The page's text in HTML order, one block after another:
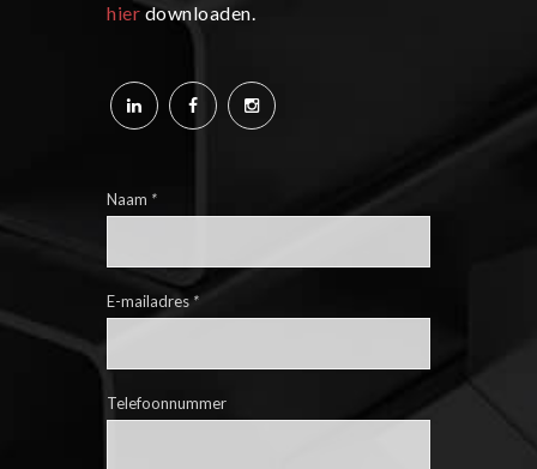
hier downloaden.
Naam *
E-mailadres *
Telefoonnummer